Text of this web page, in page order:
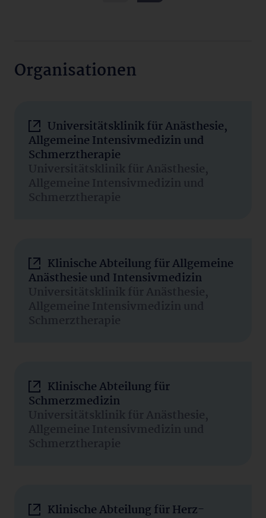
Organisationen
Universitätsklinik für Anästhesie,
Allgemeine Intensivmedizin und
Schmerztherapie
Universitätsklinik für Anästhesie,
Allgemeine Intensivmedizin und
Schmerztherapie
Klinische Abteilung für Allgemeine
Anästhesie und Intensivmedizin
Universitätsklinik für Anästhesie,
Allgemeine Intensivmedizin und
Schmerztherapie
Klinische Abteilung für
Schmerzmedizin
Universitätsklinik für Anästhesie,
Allgemeine Intensivmedizin und
Schmerztherapie
Klinische Abteilung für Herz-